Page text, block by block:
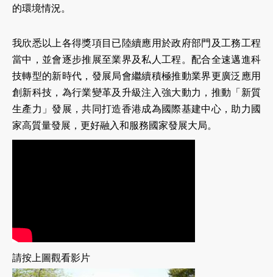
的環境情況。
我欣悉以上各得獎項目已陸續應用於政府部門及工務工程
當中，並會逐步推展至業界及私人工程。配合全速邁進科
技轉型的新時代，發展局會繼續積極推動業界更廣泛應用
創新科技，為行業變革及升級注入強大動力，推動「新質
生產力」發展，共同打造香港成為國際基建中心，助力國
家高質量發展，更好融入和服務國家發展大局。
請按上圖觀看影片